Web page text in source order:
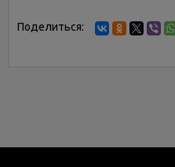
Поделиться: